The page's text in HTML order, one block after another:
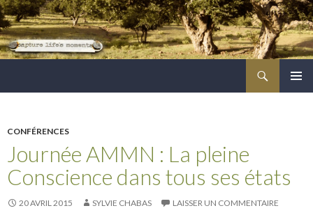
PRINCIPAL
CONFÉRENCES
Journée AMMN : La pleine
Conscience dans tous ses états
20 AVRIL 2015 SYLVIE CHABAS LAISSER UN COMMENTAIRE